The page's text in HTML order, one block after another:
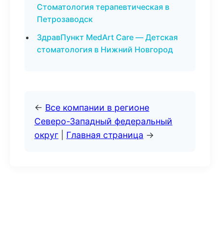
Стоматология терапевтическая в
Петрозаводск
ЗдравПункт MedArt Care — Детская
стоматология в Нижний Новгород
← Все компании в регионе
Северо-Западный федеральный
округ
Главная страница →